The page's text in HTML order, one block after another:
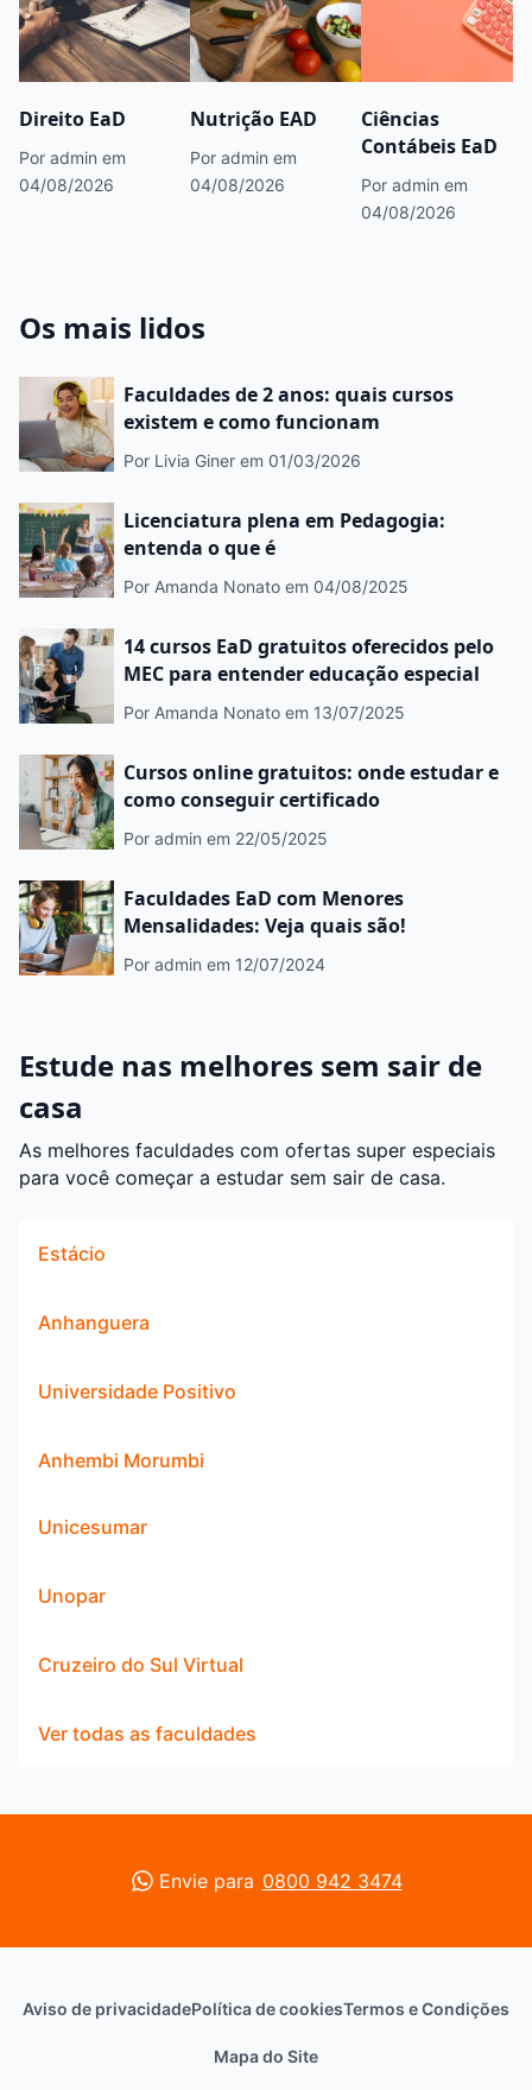
Direito EaD
Por admin em
04/08/2026
Nutrição EAD
Por admin em
04/08/2026
Ciências
Contábeis EaD
Por admin em
04/08/2026
Os mais lidos
Faculdades de 2 anos: quais cursos
existem e como funcionam
Por Livia Giner em 01/03/2026
Licenciatura plena em Pedagogia:
entenda o que é
Por Amanda Nonato em 04/08/2025
14 cursos EaD gratuitos oferecidos pelo
MEC para entender educação especial
Por Amanda Nonato em 13/07/2025
Cursos online gratuitos: onde estudar e
como conseguir certificado
Por admin em 22/05/2025
Faculdades EaD com Menores
Mensalidades: Veja quais são!
Por admin em 12/07/2024
Estude nas melhores sem sair de
casa
As melhores faculdades com ofertas super especiais
para você começar a estudar sem sair de casa.
Estácio
Anhanguera
Universidade Positivo
Anhembi Morumbi
Unicesumar
Unopar
Cruzeiro do Sul Virtual
Ver todas as faculdades
Envie para 0800 942 3474
Aviso de privacidadePolítica de cookiesTermos e Condições
Mapa do Site